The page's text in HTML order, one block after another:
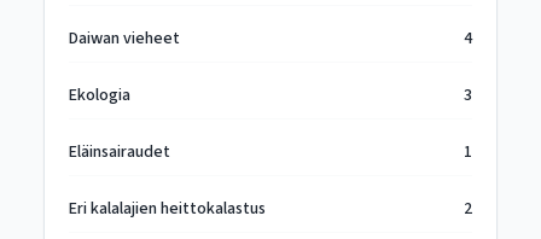
Daiwan vieheet 4
Ekologia 3
Eläinsairaudet 1
Eri kalalajien heittokalastus 2